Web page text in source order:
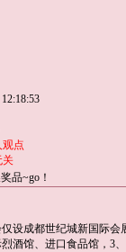
点
关
品~go！
成都世纪城新国际会
酒馆、进口食品馆，3